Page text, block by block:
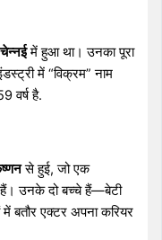
चेन्नईमें हुआ था। उनका पूरा
में “विक्रम” नाम
वर्ष है.
से हुई, जो एक
हैं। उनके दो बच्चे हैं—बेटी
में बतौर एक्टर अपना करियर